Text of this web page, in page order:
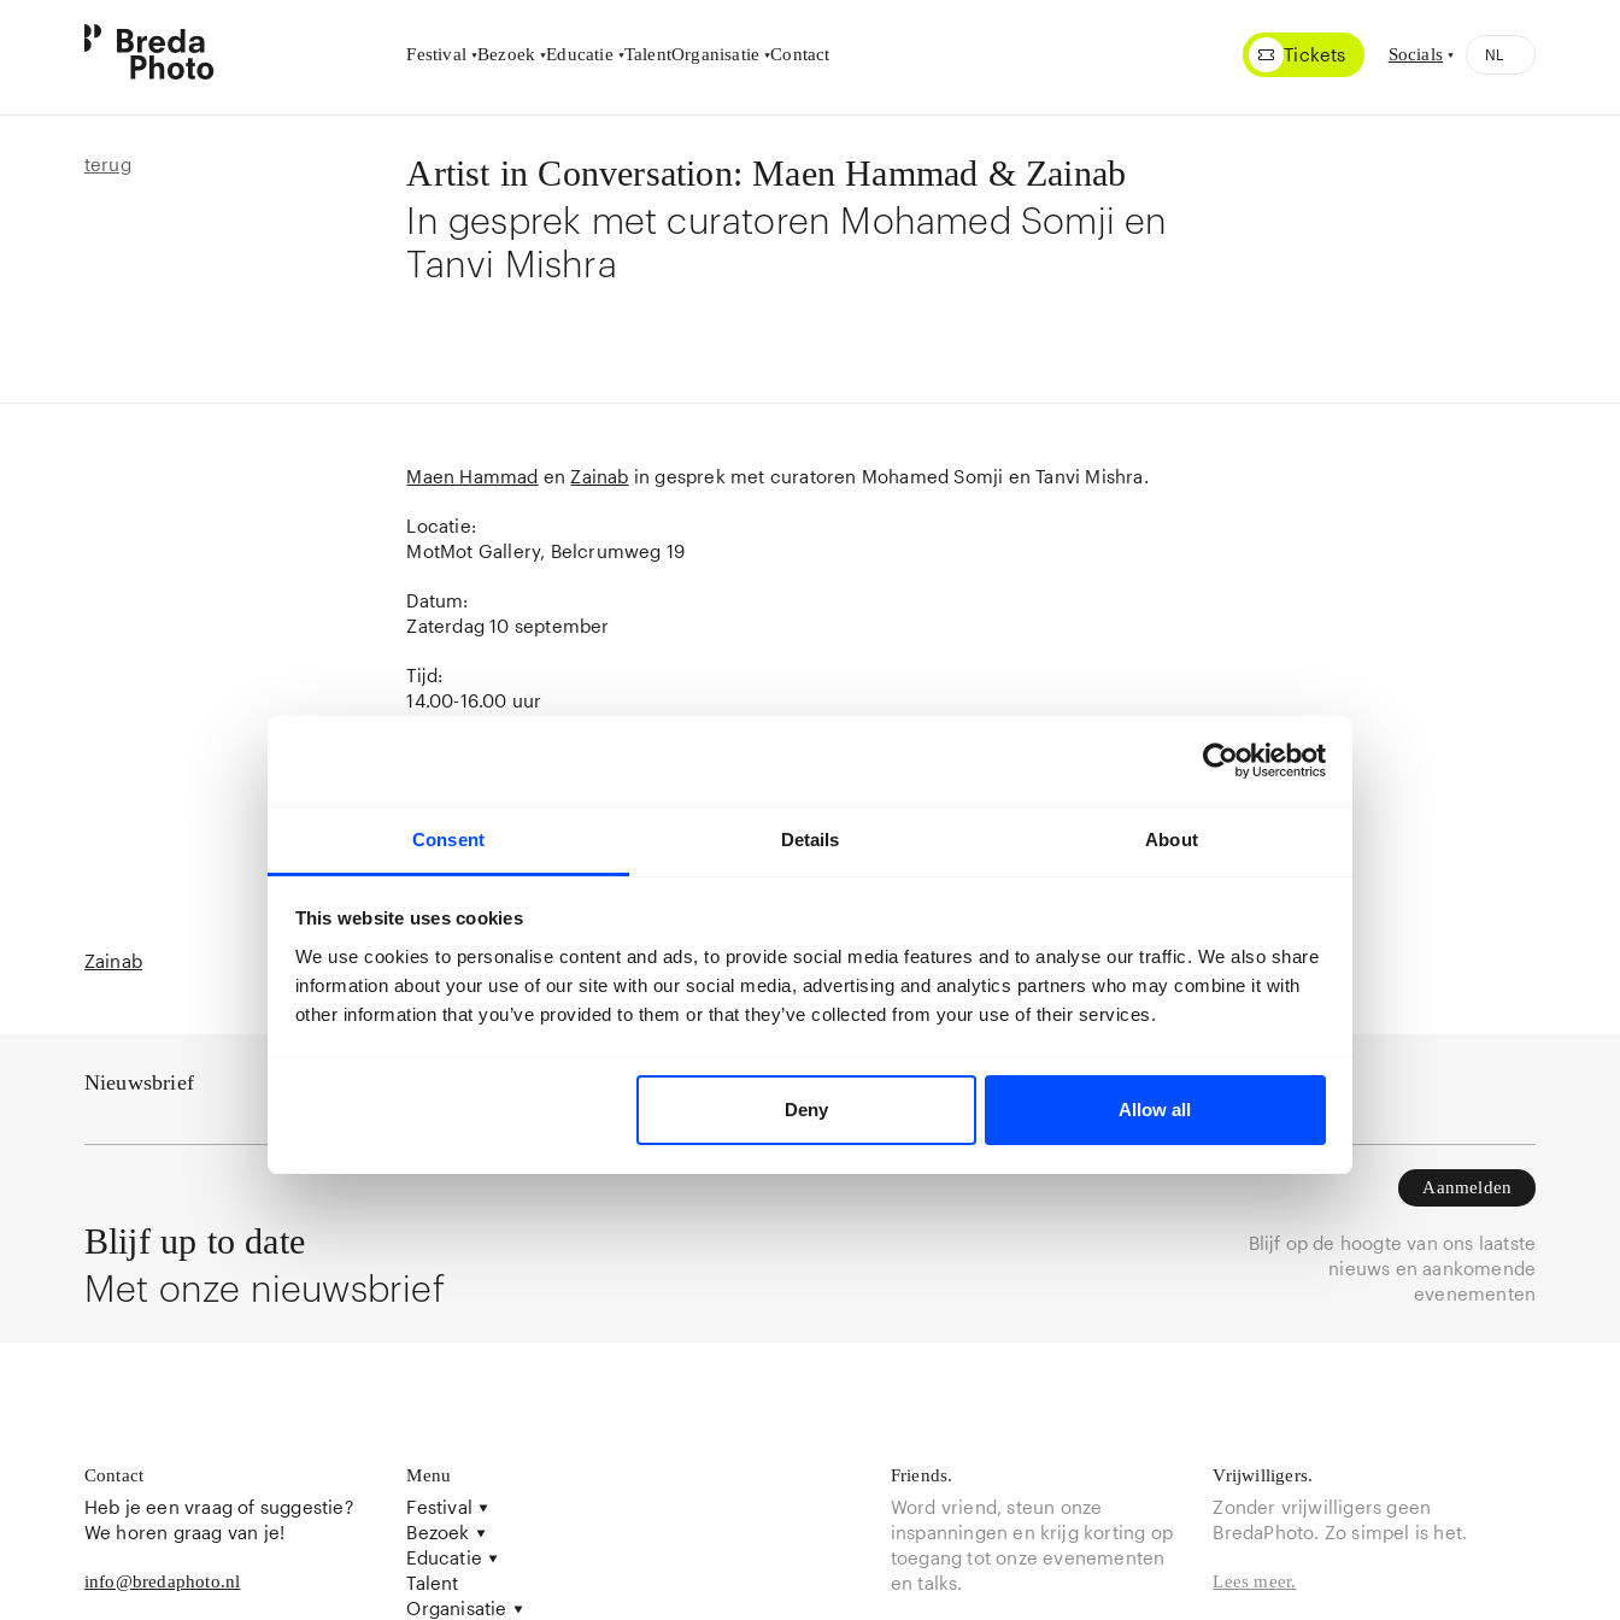
Consent Details About
This website uses cookies
We use cookies to personalise content and ads, to provide social media features and to analyse our traffic. We also share
information about your use of our site with our social media, advertising and analytics partners who may combine it with
other information that you’ve provided to them or that they’ve collected from your use of their services.
Deny Allow all
Festival Bezoek Educatie TalentOrganisatie Contact Tickets Socials
terug Artist in Conversation: Maen Hammad & Zainab
In gesprek met curatoren Mohamed Somji en
Tanvi Mishra
Maen Hammad en Zainab in gesprek met curatoren Mohamed Somji en Tanvi Mishra.
Locatie:
MotMot Gallery, Belcrumweg 19
Datum:
Zaterdag 10 september
Tijd:
14.00-16.00 uur
Vol = vol.
Zainab Maen Hammad
Nieuwsbrief
Blijf up to date
Met onze nieuwsbrief
Aanmelden
Blijf op de hoogte van ons laatste
nieuws en aankomende
evenementen
Contact
Heb je een vraag of suggestie?
We horen graag van je!
info@bredaphoto.nl
Menu
Festival
Bezoek
Educatie
Talent
Organisatie
Friends.
Word vriend, steun onze
inspanningen en krijg korting op
toegang tot onze evenementen
en talks.
Vrijwilligers.
Zonder vrijwilligers geen
BredaPhoto. Zo simpel is het.
Lees meer.